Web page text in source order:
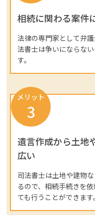
相続に関わる案件
法律の専門家として弁
法書士は争いにならな
す。
メリット
3
遺言作成から土地
広い
司法書士は土地や建物
るので、相続手続きを
ても行うことができます。